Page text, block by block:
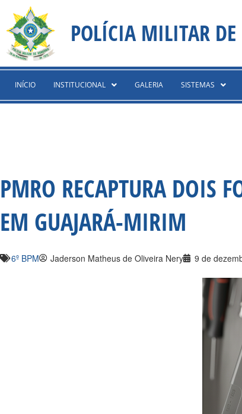
content
para
conteúdo
POLÍCIA MILITAR
INÍCIO INSTITUCIONAL GALERIA SISTEMAS
PMRO RECAPTURA DOIS
EM GUAJARÁ-MIRIM
6º BPM Jaderson Matheus de Oliveira Nery 9 de